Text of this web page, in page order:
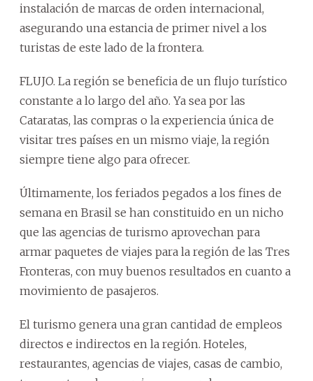
instalación de marcas de orden internacional,
asegurando una estancia de primer nivel a los
turistas de este lado de la frontera.
FLUJO. La región se beneficia de un flujo turístico
constante a lo largo del año. Ya sea por las
Cataratas, las compras o la experiencia única de
visitar tres países en un mismo viaje, la región
siempre tiene algo para ofrecer.
Últimamente, los feriados pegados a los fines de
semana en Brasil se han constituido en un nicho
que las agencias de turismo aprovechan para
armar paquetes de viajes para la región de las Tres
Fronteras, con muy buenos resultados en cuanto a
movimiento de pasajeros.
El turismo genera una gran cantidad de empleos
directos e indirectos en la región. Hoteles,
restaurantes, agencias de viajes, casas de cambio,